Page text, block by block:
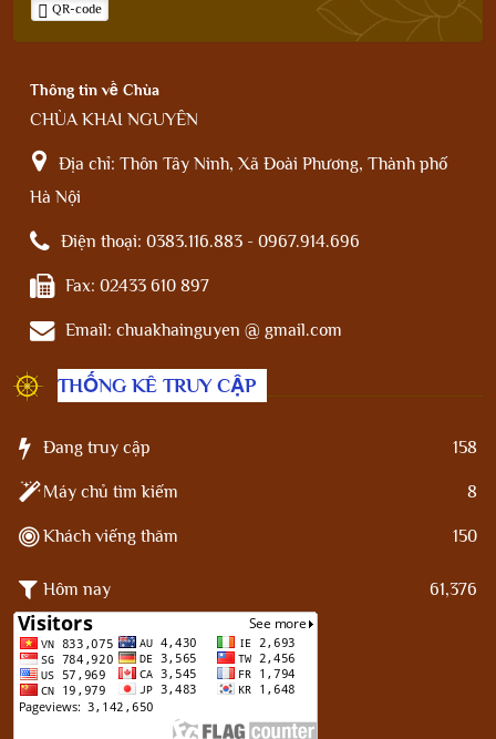
QR-code
Thông tin về Chùa
CHÙA KHAI NGUYÊN
Địa chỉ: Thôn Tây Ninh, Xã Đoài Phương, Thành phố
Hà Nội
Điện thoại: 0383.116.883 - 0967.914.696
Fax: 02433 610 897
Email: chuakhainguyen @ gmail.com
THỐNG KÊ TRUY CẬP
Đang truy cập 158
Máy chủ tìm kiếm 8
Khách viếng thăm 150
Hôm nay 61,376